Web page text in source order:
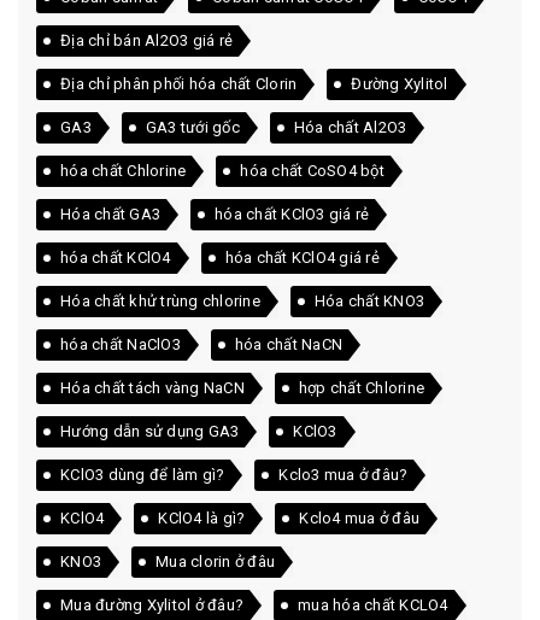
Địa chỉ bán Al2O3 giá rẻ
Địa chỉ phân phối hóa chất Clorin Đường Xylitol
GA3 GA3 tưới gốc Hóa chất Al2O3
hóa chất Chlorine hóa chất CoSO4 bột
Hóa chất GA3 hóa chất KClO3 giá rẻ
hóa chất KClO4 hóa chất KClO4 giá rẻ
Hóa chất khử trùng chlorine Hóa chất KNO3
hóa chất NaClO3 hóa chất NaCN
Hóa chất tách vàng NaCN hợp chất Chlorine
Hướng dẫn sử dụng GA3 KClO3
KClO3 dùng để làm gì? Kclo3 mua ở đâu?
KClO4 KClO4 là gì? Kclo4 mua ở đâu
KNO3 Mua clorin ở đâu
Mua đường Xylitol ở đâu? mua hóa chất KCLO4